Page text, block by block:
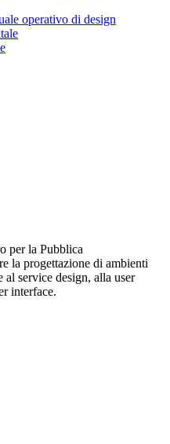
operativo di design
per la Pubblica
la progettazione di ambienti
service design, alla user
interface.